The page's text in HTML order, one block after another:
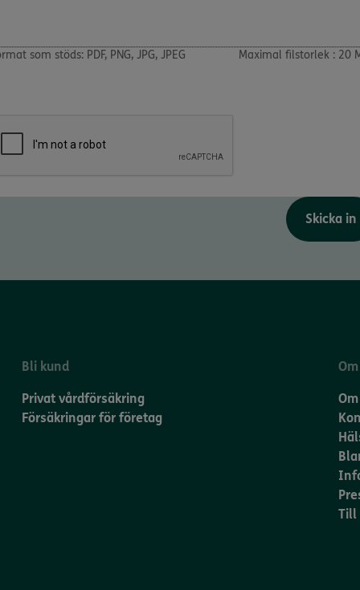
som stöds: PDF, PNG, JPG, JPEG
Bli kund
Privat vårdförsäkring
Försäkringar för företag
Om
Till